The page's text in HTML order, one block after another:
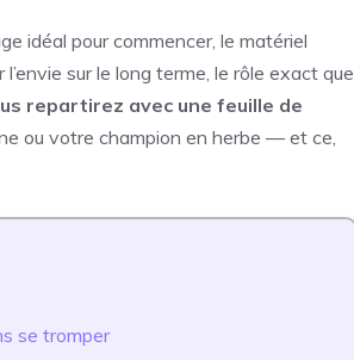
idéal pour commencer, le matériel
sur le long terme, le rôle exact que
repartirez avec une feuille de
ou votre champion en herbe — et ce,
se tromper